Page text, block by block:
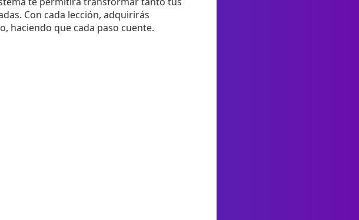
Con cada lección, adquirirás
haciendo que cada paso cuente.